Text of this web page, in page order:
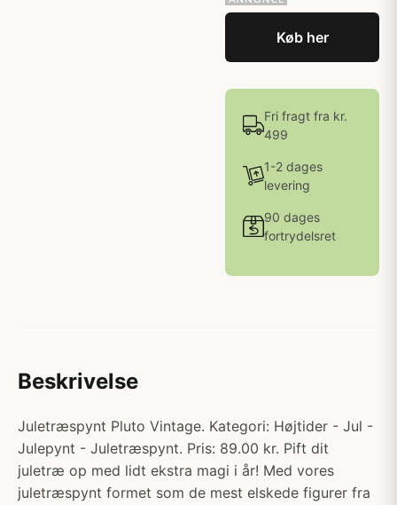
Køb her
Fri fragt fra kr.
499
1-2 dages
levering
90 dages
fortrydelsret
Beskrivelse
Juletræspynt Pluto Vintage. Kategori: Højtider - Jul -
Julepynt - Juletræspynt. Pris: 89.00 kr. Pift dit
juletræ op med lidt ekstra magi i år! Med vores
juletræspynt formet som de mest elskede figurer fra